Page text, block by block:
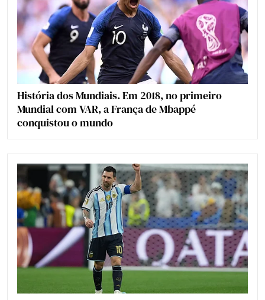
História dos Mundiais. Em 2018, no primeiro
Mundial com VAR, a França de Mbappé
conquistou o mundo